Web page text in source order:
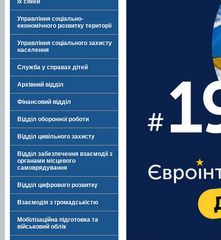
їх сімей
Управління соціально-
економічного розвитку території
Управління соціального захисту
населення
Служба у справах дітей
Архівний відділ
Фінансовий відділ
Відділ оборонної роботи
Відділ цивільного захисту
Відділ забезпечення взаємодії з
органами місцевого
самоврядування
Відділ цифрового розвитку
Взаємодія з громадськістю
Мобілізаційна підготовка та
військовий облік